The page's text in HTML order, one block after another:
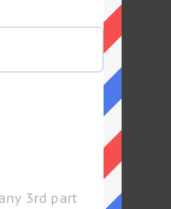
et que
vous sur
2026
3rd part